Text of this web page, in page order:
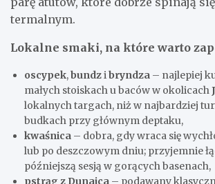
termalnym.
Lokalne smaki, na które warto
oscypek,bundzibryndza – najlepiej
małych stoiskach u baców w okolicach
lokalnych targach, niż w najbardziej
budkach przy głównym deptaku,
kwaśnica – dobra, gdy wraca się
lub po deszczowym dniu; przyjemnie
późniejszą sesją w gorących basenach,
pstrąg z Dunajca – podawany